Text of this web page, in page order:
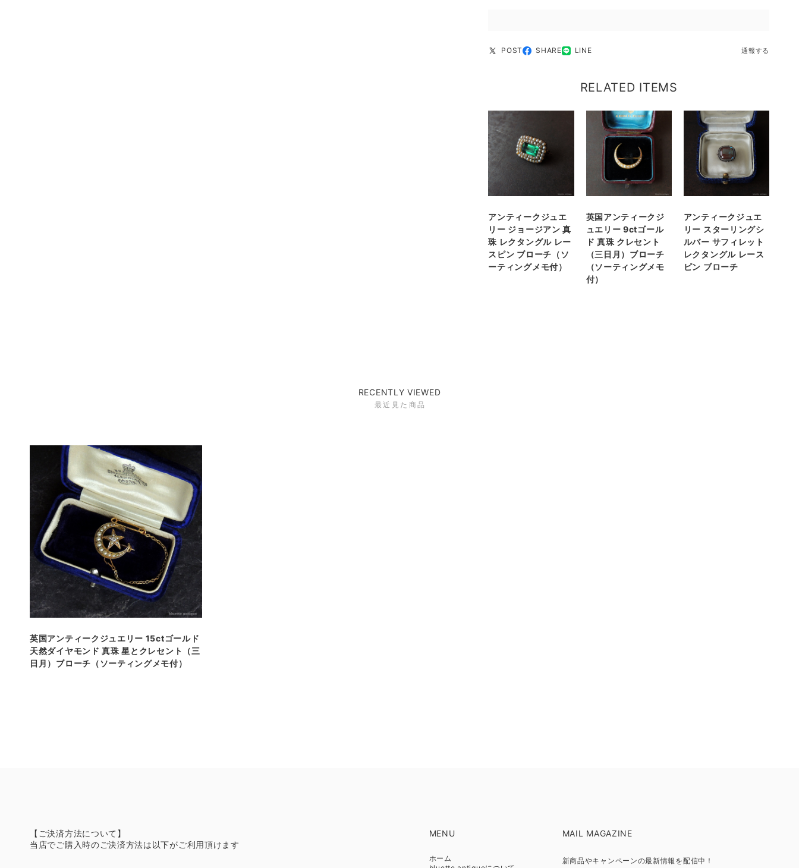
POST SHARE LINE 通報する
RELATED ITEMS
アンティークジュエ
リー ジョージアン 真
珠 レクタングル レー
スピン ブローチ（ソ
ーティングメモ付）
英国アンティークジ
ュエリー 9ctゴール
ド 真珠 クレセント
（三日月）ブローチ
（ソーティングメモ
付）
アンティークジュエ
リー スターリングシ
ルバー サフィレット
レクタングル レース
ピン ブローチ
RECENTLY VIEWED
最近見た商品
英国アンティークジュエリー 15ctゴールド
天然ダイヤモンド 真珠 星とクレセント（三
日月）ブローチ（ソーティングメモ付）
【ご決済方法について】
当店でご購入時のご決済方法は以下がご利用頂けます
MENU
ホーム
MAIL MAGAZINE
新商品やキャンペーンの最新情報を配信中！